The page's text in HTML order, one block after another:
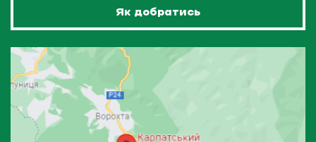
Як добратись